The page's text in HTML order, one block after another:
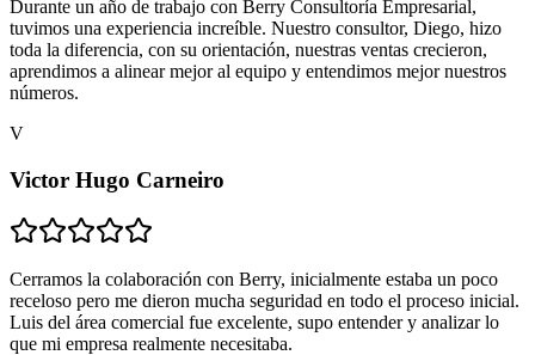
Durante un año de trabajo con Berry Consultoría Empresarial,
tuvimos una experiencia increíble. Nuestro consultor, Diego, hizo
toda la diferencia, con su orientación, nuestras ventas crecieron,
aprendimos a alinear mejor al equipo y entendimos mejor nuestros
números.
V
Victor Hugo Carneiro
Cerramos la colaboración con Berry, inicialmente estaba un poco
receloso pero me dieron mucha seguridad en todo el proceso inicial.
Luis del área comercial fue excelente, supo entender y analizar lo
que mi empresa realmente necesitaba.